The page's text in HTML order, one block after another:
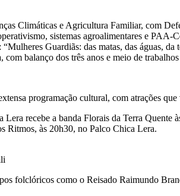
Climáticas e Agricultura Familiar, com
sistemas agroalimentares e PAA-
Guardiãs: das matas, das águas,
balanço dos três anos e meio de
programação cultural, com atrações
recebe a banda Florais da Terra
Ritmos, às 20h30, no Palco Chica Lera.
folclóricos como o Reisado Raimundo